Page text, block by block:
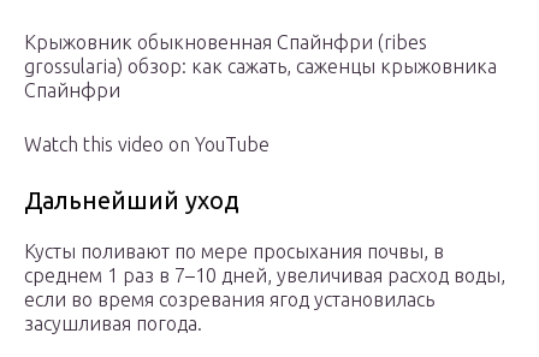
Крыжовник обыкновенная Спайнфри (ribes
grossularia) обзор: как сажать, саженцы крыжовника
Спайнфри
Watch this video on YouTube
Дальнейший уход
Кусты поливают по мере просыхания почвы, в
среднем 1 раз в 7–10 дней, увеличивая расход воды,
если во время созревания ягод установилась
засушливая погода.